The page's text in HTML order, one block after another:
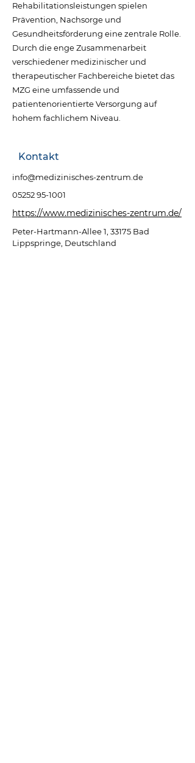
Rehabilitationsleistungen spielen
Prävention, Nachsorge und
Gesundheitsförderung eine zentrale Rolle.
Durch die enge Zusammenarbeit
verschiedener medizinischer und
therapeutischer Fachbereiche bietet das
MZG eine umfassende und
patientenorientierte Versorgung auf
hohem fachlichem Niveau.
Kontakt
info@medizinisches-zentrum.de
05252 95-1001
https://www.medizinisches-zentrum.de/
Peter-Hartmann-Allee 1, 33175 Bad
Lippspringe, Deutschland